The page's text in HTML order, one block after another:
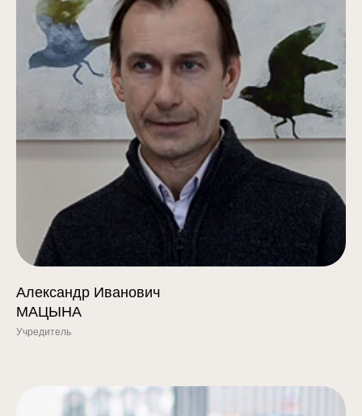
Александр Иванович
МАЦЫНА
Учредитель